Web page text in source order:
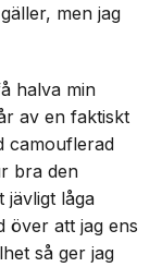
men jag
halva min
av en faktiskt
camouflerad
bra den
jävligt låga
över att jag ens
så ger jag